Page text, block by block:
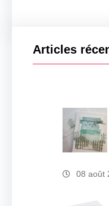
Articles
08 août